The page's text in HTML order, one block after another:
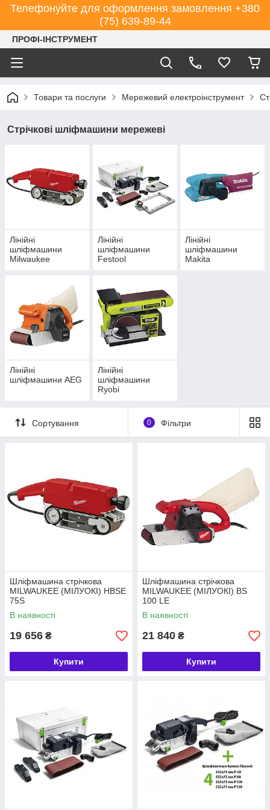
Телефонуйте для оформлення замовлення +380
(75) 639-89-44
ПРОФІ-ІНСТРУМЕНТ
Товари та послуги Мережевий електроінструмент
Стрічкові шліфмашини мережеві
Лінійні
шліфмашини
Milwaukee
Лінійні
шліфмашини
Festool
Лінійні
шліфмашини
Makita
Лінійні
шліфмашини AEG
Лінійні
шліфмашини
Ryobi
Сортування 0 Фільтри
Шліфмашина стрічкова
MILWAUKEE (МІЛУОКІ) HBSE
75S
В наявності
19 656 ₴
Купити
Шліфмашина стрічкова
MILWAUKEE (МІЛУОКІ) BS
100 LE
В наявності
21 840 ₴
Купити